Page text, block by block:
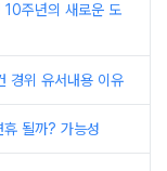
주년의 새로운 도
경위 유서내용 이유
될까? 가능성